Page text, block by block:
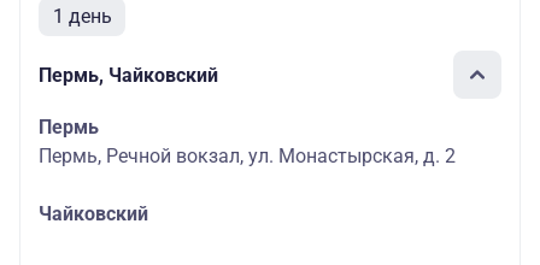
1 день
Пермь, Чайковский
Пермь
Пермь, Речной вокзал, ул. Монастырская, д. 2
Чайковский